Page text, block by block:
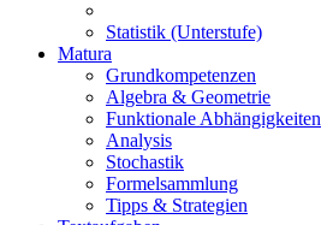
Statistik (Unterstufe)
Matura
Grundkompetenzen
Algebra & Geometrie
Funktionale Abhängigkeiten
Analysis
Stochastik
Formelsammlung
Tipps & Strategien